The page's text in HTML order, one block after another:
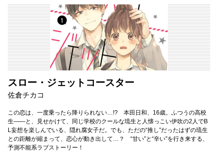
スロー・ジェットコースター
佐倉チカコ
この恋は、一度乗ったら降りられない…!? 本田日和、16歳。ふつうの高校
生――と、見せかけて、同じ学校のクールな琉生と人懐っこい伊吹の2人でB
L妄想を楽しんでいる、隠れ腐女子だ。でも、ただの“推し”だったはずの琉生
との距離が縮まって、恋心が動き出して…？ “甘い”と“辛い”を行き来する、
予測不能系ラブストーリー！